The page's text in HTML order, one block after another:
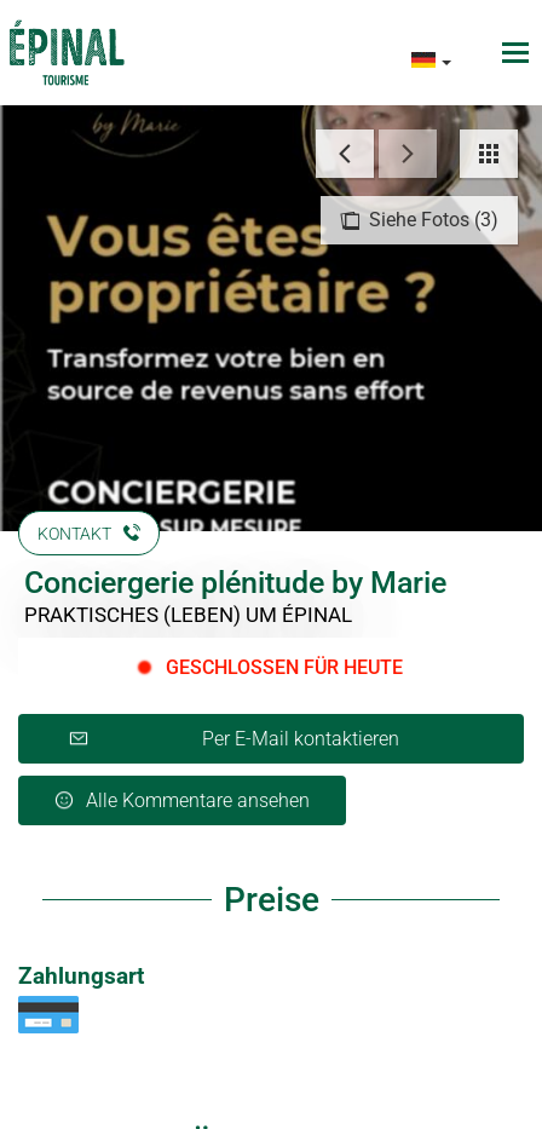
Siehe Fotos (3)
KONTAKT
Conciergerie plénitude by Marie
PRAKTISCHES (LEBEN) UM ÉPINAL
GESCHLOSSEN FÜR HEUTE
Per E-Mail kontaktieren
Alle Kommentare ansehen
Preise
Zahlungsart